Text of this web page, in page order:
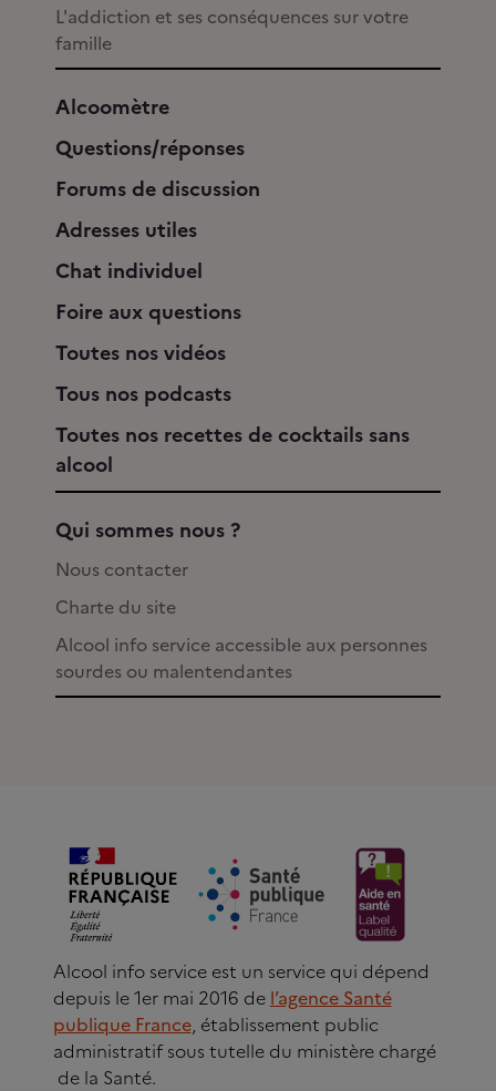
L'addiction et ses conséquences sur votre
famille
Alcoomètre
Questions/réponses
Forums de discussion
Adresses utiles
Chat individuel
Foire aux questions
Toutes nos vidéos
Tous nos podcasts
Toutes nos recettes de cocktails sans
alcool
Qui sommes nous ?
Nous contacter
Charte du site
Alcool info service accessible aux personnes
sourdes ou malentendantes
Alcool info service est un service qui dépend
depuis le 1er mai 2016 de l’agence Santé
publique France, établissement public
administratif sous tutelle du ministère chargé
de la Santé.